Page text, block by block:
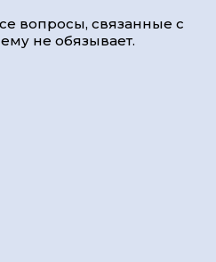
вопросы, связанные с
не обязывает.